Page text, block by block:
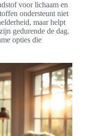
voor lichaam en
ondersteunt niet
maar helpt
gedurende de dag.
opties die